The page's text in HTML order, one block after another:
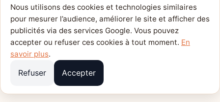
Envoyer
Merci ! Vos avis aident les autres lecteurs.
Nous utilisons des cookies et technologies similaires
pour mesurer l’audience, améliorer le site et afficher des
publicités via des services Google. Vous pouvez
accepter ou refuser ces cookies à tout moment. En
savoir plus.
Refuser Accepter